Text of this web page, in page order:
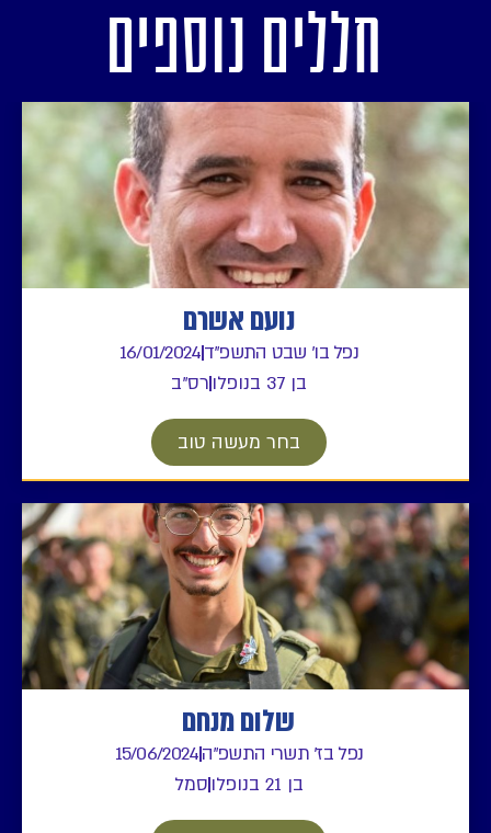
חללים נוספים
נועם אשרם
נפל בו' שבט התשפ"ד16/01/2024
בן 37 בנופלו
רס"ב
בחר מעשה טוב
שלום מנחם
נפל בז' תשרי התשפ"ה15/06/2024
בן 21 בנופלו
סמל